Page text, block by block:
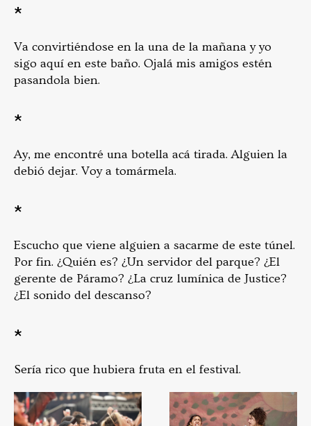
*
Va convirtiéndose en la una de la mañana y yo
sigo aquí en este baño. Ojalá mis amigos estén
pasandola bien.
*
Ay, me encontré una botella acá tirada. Alguien la
debió dejar. Voy a tomármela.
*
Escucho que viene alguien a sacarme de este túnel.
Por fin. ¿Quién es? ¿Un servidor del parque? ¿El
gerente de Páramo? ¿La cruz lumínica de Justice?
¿El sonido del descanso?
*
Sería rico que hubiera fruta en el festival.